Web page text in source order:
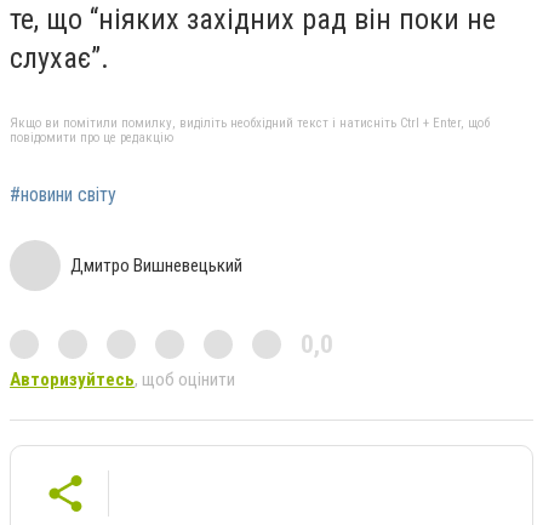
те, що “ніяких західних рад він поки не
слухає”.
Якщо ви помітили помилку, виділіть необхідний текст і натисніть Ctrl + Enter, щоб
повідомити про це редакцію
#новини світу
Дмитро Вишневецький
0,0
Авторизуйтесь, щоб оцінити